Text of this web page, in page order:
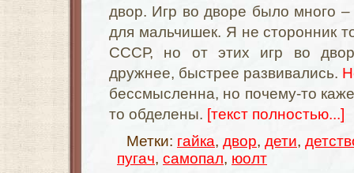
двор. Игр во дворе было много –
для мальчишек. Я не сторонник
СССР, но от этих игр во
дружнее, быстрее развивались.
бессмысленна, но почему-то
то обделены. [текст полностью...]
Метки: гайка, двор, дети,
пугач, самопал, юолт